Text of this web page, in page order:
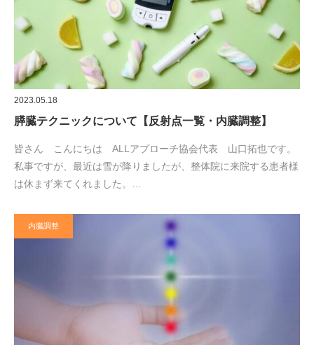
2023.05.18
膵臓テクニックについて【反射点一覧・内臓調整】
皆さん こんにちは ALLアプローチ協会代表 山口拓也です。
私事ですが、最近は雪が降りましたが、整体院に来院する患者様
は休まず来てくれました。…
内臓調整